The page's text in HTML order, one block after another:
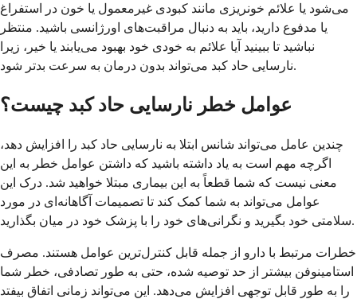
می‌شود یا علائم خونریزی مانند کبودی غیرمعمول یا خون در استفراغ
یا مدفوع دارید، باید به دنبال مراقبت‌های اورژانسی باشید. منتظر
نباشید تا ببینید آیا علائم به خودی خود بهبود می‌یابند یا خیر، زیرا
نارسایی حاد کبد می‌تواند بدون درمان به سرعت بدتر شود.
عوامل خطر نارسایی حاد کبد چیست؟
چندین عامل می‌تواند شانس ابتلا به نارسایی حاد کبد را افزایش دهد،
اگرچه مهم است به یاد داشته باشید که داشتن عوامل خطر به این
معنی نیست که شما قطعاً به این بیماری مبتلا خواهید شد. درک این
عوامل می‌تواند به شما کمک کند تا تصمیمات آگاهانه‌ای در مورد
سلامتی خود بگیرید و نگرانی‌های خود را با پزشک خود در میان بگذارید.
خطرات مرتبط با دارو از جمله قابل کنترل‌ترین عوامل هستند. مصرف
استامینوفن بیشتر از حد توصیه شده، حتی به طور تصادفی، خطر شما
را به طور قابل توجهی افزایش می‌دهد. این می‌تواند زمانی اتفاق بیفتد